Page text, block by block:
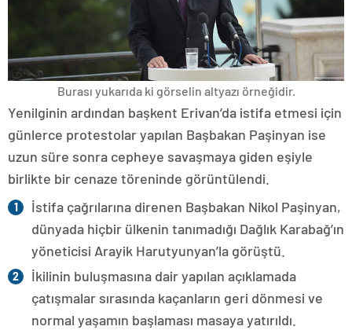
Burası yukarıda ki görselin altyazı örneğidir.
Yenilginin ardından başkent Erivan’da istifa etmesi için
günlerce protestolar yapılan Başbakan Paşinyan ise
uzun süre sonra cepheye savaşmaya giden eşiyle
birlikte bir cenaze töreninde görüntülendi.
İstifa çağrılarına direnen Başbakan Nikol Paşinyan,
dünyada hiçbir ülkenin tanımadığı Dağlık Karabağ’ın
yöneticisi Arayik Harutyunyan’la görüştü.
İkilinin buluşmasına dair yapılan açıklamada
çatışmalar sırasında kaçanların geri dönmesi ve
normal yaşamın başlaması masaya yatırıldı.